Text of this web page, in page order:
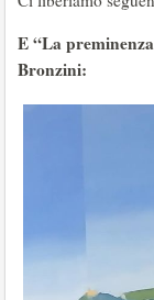
E “La
Bronzini: